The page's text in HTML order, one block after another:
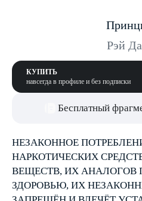
Рэй
КУПИТЬ
навсегда в профиле и без подписки
Бесплатный
НЕЗАКОННОЕ
НАРКОТИЧЕСКИХ
ВЕЩЕСТВ, ИХ АНАЛОГОВ
ЗДОРОВЬЮ, ИХ